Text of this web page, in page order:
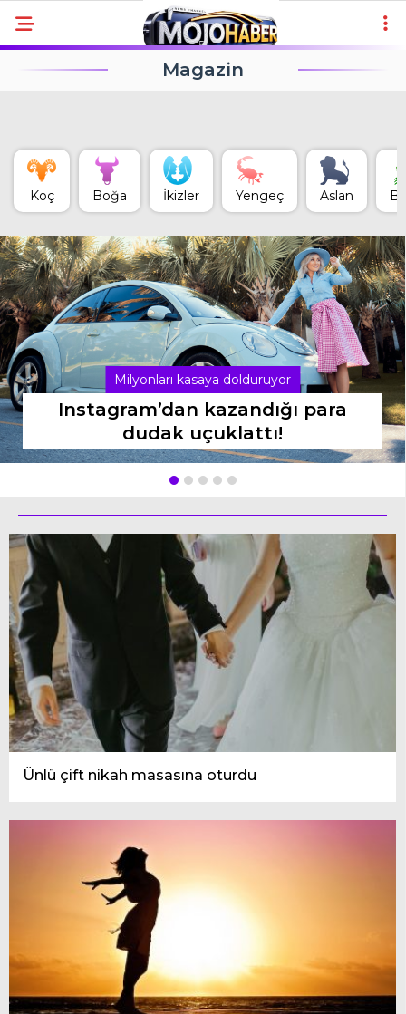
Magazin
Koç Boğa İkizler Yengeç Aslan
Milyonları kasaya dolduruyor
Instagram’dan kazandığı para
dudak uçuklattı!
Ünlü çift nikah masasına oturdu